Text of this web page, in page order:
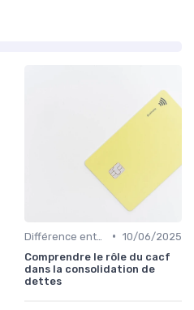
• 10/06/2025
Comprendre le rôle du cacf
dans la consolidation de
dettes